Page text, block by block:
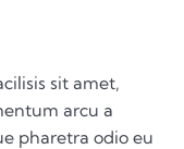
sit amet,
arcu a
pharetra odio eu